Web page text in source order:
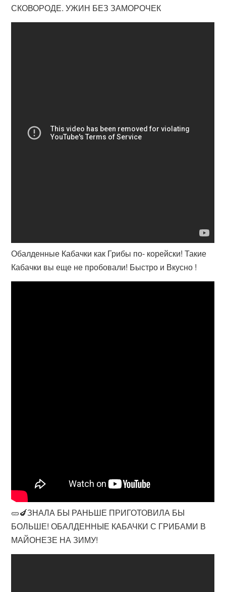
СКОВОРОДЕ. УЖИН БЕЗ ЗАМОРОЧЕК
Обалденные Кабачки как Грибы по- корейски! Такие
Кабачки вы еще не пробовали! Быстро и Вкусно !
🥒🍆ЗНАЛА БЫ РАНЬШЕ ПРИГОТОВИЛА БЫ
БОЛЬШЕ! ОБАЛДЕННЫЕ КАБАЧКИ С ГРИБАМИ В
МАЙОНЕЗЕ НА ЗИМУ!